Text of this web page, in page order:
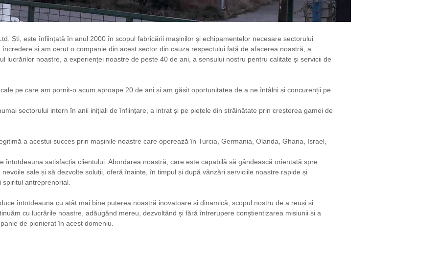
Ști, este înființată în anul 2000 în scopul fabricării mașinilor și echipamentelor necesare sectorului
și am cerut o companie din acest sector din cauza respectului față de afacerea noastră, a
lucrărilor noastre, a experienței noastre de peste 40 de ani, a sensului nostru pentru calitate și servicii de
pe care am pornit-o acum aproape 20 de ani și am găsit oportunitatea de a ne întâlni și concurenții pe
sectorului intern în anii inițiali de înființare, a intrat și pe piețele din străinătate prin creșterea gamei de
a acestui succes prin mașinile noastre care operează în Turcia, Germania, Olanda, Ghana, Israel,
întotdeauna satisfacția clientului. Abordarea noastră, care este capabilă să gândească orientată spre
sale și să dezvolte soluții, oferă înainte, în timpul și după vânzări serviciile noastre rapide și
antreprenorial.
întotdeauna cu atât mai bine puterea noastră inovatoare și dinamică, scopul nostru de a reuși și
cu lucrările noastre, adăugând mereu, dezvoltând și fără întrerupere conștientizarea misiunii și a
de pionierat în acest domeniu.